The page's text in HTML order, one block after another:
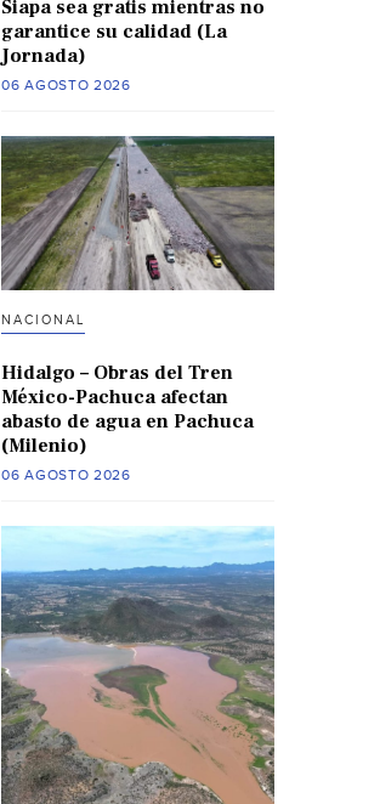
Siapa sea gratis mientras no
garantice su calidad (La
Jornada)
06 AGOSTO 2026
NACIONAL
Hidalgo – Obras del Tren
México-Pachuca afectan
abasto de agua en Pachuca
(Milenio)
06 AGOSTO 2026